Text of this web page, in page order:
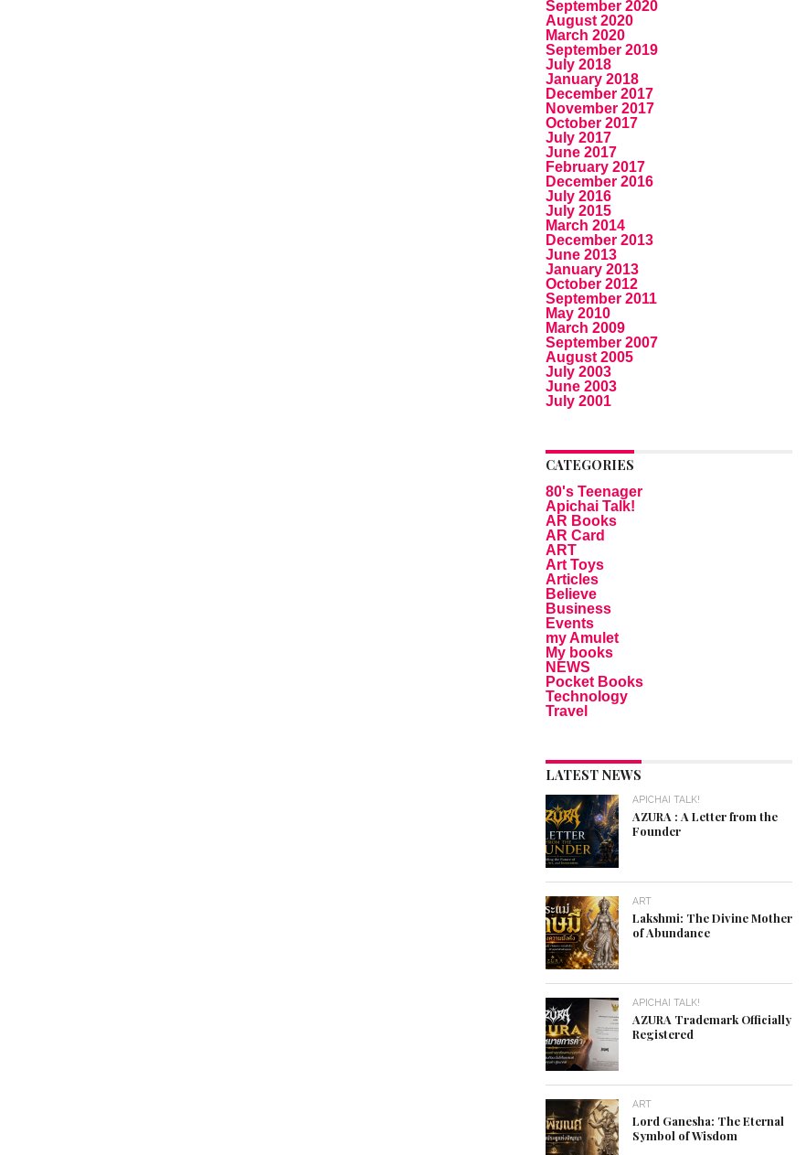
September 2020
August 2020
March 2020
September 2019
July 2018
January 2018
December 2017
November 2017
October 2017
July 2017
June 2017
February 2017
December 2016
July 2016
July 2015
March 2014
December 2013
June 2013
January 2013
October 2012
September 2011
May 2010
March 2009
September 2007
August 2005
July 2003
June 2003
July 2001
CATEGORIES
80's Teenager
Apichai Talk!
AR Books
AR Card
ART
Art Toys
Articles
Believe
Business
Events
my Amulet
My books
NEWS
Pocket Books
Technology
Travel
LATEST NEWS
APICHAI TALK!
AZURA : A Letter from the
Founder
ART
Lakshmi: The Divine Mother
of Abundance
APICHAI TALK!
AZURA Trademark Officially
Registered
ART
Lord Ganesha: The Eternal
Symbol of Wisdom